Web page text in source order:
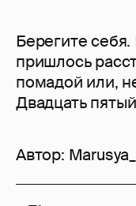
Берегите
пришлось
помадой или,
Двадцать
Автор: